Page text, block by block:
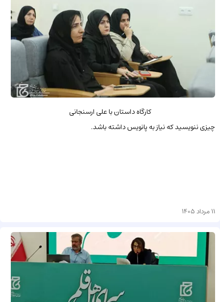
کارگاه داستان با علی ارسنجانی
چیزی ننویسید که نیاز به پانویس داشته باشد.
11 مرداد 1405